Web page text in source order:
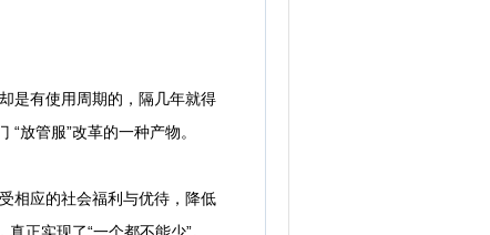
是有使用周期的，隔几年就得
放管服”改革的一种产物。
相应的社会福利与优待，降低